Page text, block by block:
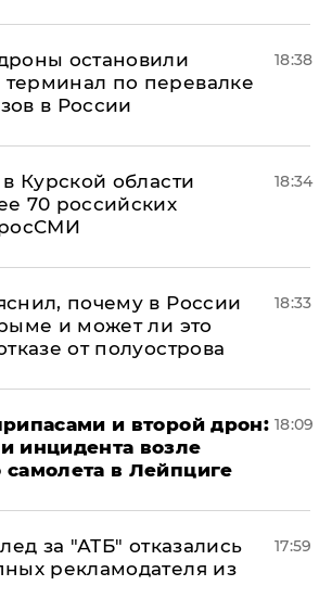
остановили
по перевалке
в России
18:38
Курской области
70 российских
18:34
почему в России
и может ли это
от полуострова
18:33
и второй дрон:
инцидента возле
самолета в Лейпциге
18:09
за "АТБ" отказались
рекламодателя из
17:59